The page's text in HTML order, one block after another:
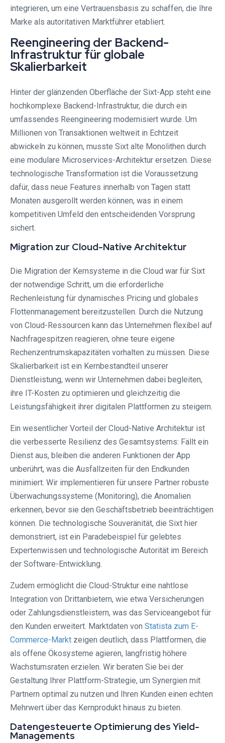
integrieren, um eine Vertrauensbasis zu schaffen, die Ihre
Marke als autoritativen Marktführer etabliert.
Reengineering der Backend-
Infrastruktur für globale
Skalierbarkeit
Hinter der glänzenden Oberfläche der Sixt-App steht eine
hochkomplexe Backend-Infrastruktur, die durch ein
umfassendes Reengineering modernisiert wurde. Um
Millionen von Transaktionen weltweit in Echtzeit
abwickeln zu können, musste Sixt alte Monolithen durch
eine modulare Microservices-Architektur ersetzen. Diese
technologische Transformation ist die Voraussetzung
dafür, dass neue Features innerhalb von Tagen statt
Monaten ausgerollt werden können, was in einem
kompetitiven Umfeld den entscheidenden Vorsprung
sichert.
Migration zur Cloud-Native Architektur
Die Migration der Kernsysteme in die Cloud war für Sixt
der notwendige Schritt, um die erforderliche
Rechenleistung für dynamisches Pricing und globales
Flottenmanagement bereitzustellen. Durch die Nutzung
von Cloud-Ressourcen kann das Unternehmen flexibel auf
Nachfragespitzen reagieren, ohne teure eigene
Rechenzentrumskapazitäten vorhalten zu müssen. Diese
Skalierbarkeit ist ein Kernbestandteil unserer
Dienstleistung, wenn wir Unternehmen dabei begleiten,
ihre IT-Kosten zu optimieren und gleichzeitig die
Leistungsfähigkeit ihrer digitalen Plattformen zu steigern.
Ein wesentlicher Vorteil der Cloud-Native Architektur ist
die verbesserte Resilienz des Gesamtsystems: Fällt ein
Dienst aus, bleiben die anderen Funktionen der App
unberührt, was die Ausfallzeiten für den Endkunden
minimiert. Wir implementieren für unsere Partner robuste
Überwachungssysteme (Monitoring), die Anomalien
erkennen, bevor sie den Geschäftsbetrieb beeinträchtigen
können. Die technologische Souveränität, die Sixt hier
demonstriert, ist ein Paradebeispiel für gelebtes
Expertenwissen und technologische Autorität im Bereich
der Software-Entwicklung.
Zudem ermöglicht die Cloud-Struktur eine nahtlose
Integration von Drittanbietern, wie etwa Versicherungen
oder Zahlungsdienstleistern, was das Serviceangebot für
den Kunden erweitert. Marktdaten von Statista zum E-
Commerce-Markt zeigen deutlich, dass Plattformen, die
als offene Ökosysteme agieren, langfristig höhere
Wachstumsraten erzielen. Wir beraten Sie bei der
Gestaltung Ihrer Plattform-Strategie, um Synergien mit
Partnern optimal zu nutzen und Ihren Kunden einen echten
Mehrwert über das Kernprodukt hinaus zu bieten.
Datengesteuerte Optimierung des Yield-
Managements